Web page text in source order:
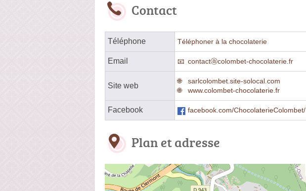
Contact
Téléphone Téléphoner à la chocolaterie
Email contactⓐcolombet-chocolaterie.fr
Site web
sarlcolombet.site-solocal.com
www.colombet-chocolaterie.fr
Facebook facebook.com/ChocolaterieColombet/
Plan et adresse